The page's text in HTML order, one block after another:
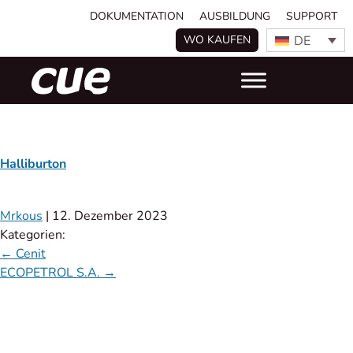
DOKUMENTATION AUSBILDUNG
SUPPORT
WO KAUFEN
DE
Halliburton
Mrkous | 12. Dezember 2023
Kategorien:
← Cenit
ECOPETROL S.A. →